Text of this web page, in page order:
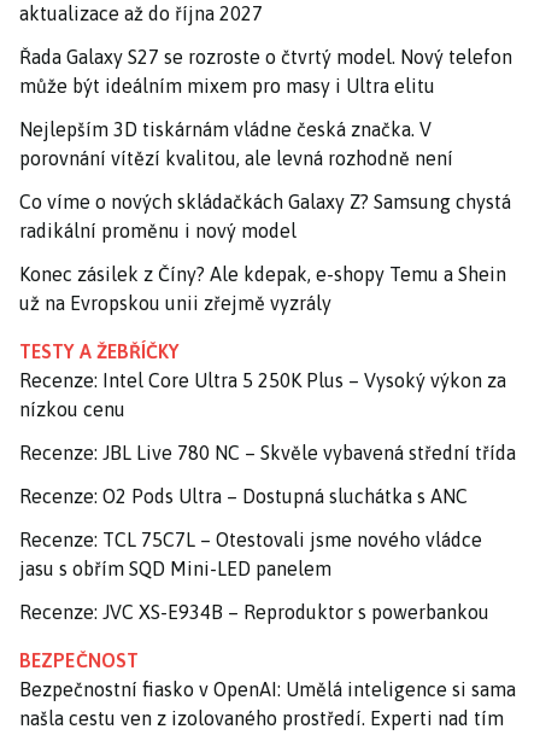
aktualizace až do října 2027
Řada Galaxy S27 se rozroste o čtvrtý model. Nový telefon
může být ideálním mixem pro masy i Ultra elitu
Nejlepším 3D tiskárnám vládne česká značka. V
porovnání vítězí kvalitou, ale levná rozhodně není
Co víme o nových skládačkách Galaxy Z? Samsung chystá
radikální proměnu i nový model
Konec zásilek z Číny? Ale kdepak, e-shopy Temu a Shein
už na Evropskou unii zřejmě vyzrály
TESTY A ŽEBŘÍČKY
Recenze: Intel Core Ultra 5 250K Plus – Vysoký výkon za
nízkou cenu
Recenze: JBL Live 780 NC – Skvěle vybavená střední třída
Recenze: O2 Pods Ultra – Dostupná sluchátka s ANC
Recenze: TCL 75C7L – Otestovali jsme nového vládce
jasu s obřím SQD Mini-LED panelem
Recenze: JVC XS-E934B – Reproduktor s powerbankou
BEZPEČNOST
Bezpečnostní fiasko v OpenAI: Umělá inteligence si sama
našla cestu ven z izolovaného prostředí. Experti nad tím